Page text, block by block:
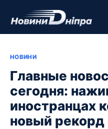
НОВИНИ
Главные
сегодня:
иностранцах
новый